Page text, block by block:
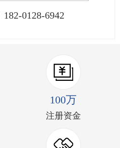
182-0128-6942
100万
注册资金